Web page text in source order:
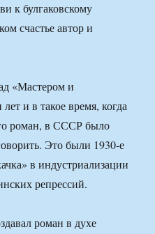
к булгаковскому
счастье автор и
«Мастером и
и в такое время, когда
роман, в СССР было
Это были 1930-е
в индустриализации
репрессий.
роман в духе